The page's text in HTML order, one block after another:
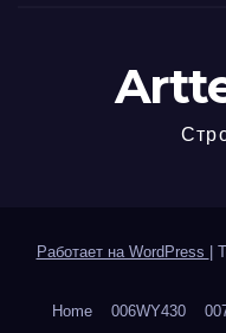
Работает на WordPress
Home 006WY430